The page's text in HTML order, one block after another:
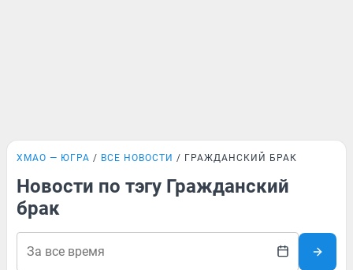
ХМАО — ЮГРА ВСЕ НОВОСТИ ГРАЖДАНСКИЙ БРАК
Новости по тэгу Гражданский
брак